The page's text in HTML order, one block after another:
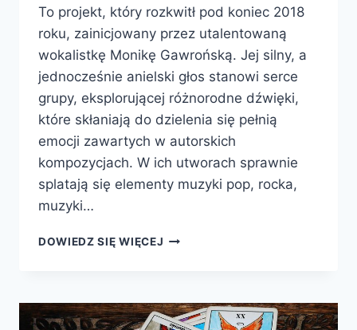
To projekt, który rozkwitł pod koniec 2018
roku, zainicjowany przez utalentowaną
wokalistkę Monikę Gawrońską. Jej silny, a
jednocześnie anielski głos stanowi serce
grupy, eksplorującej różnorodne dźwięki,
które skłaniają do dzielenia się pełnią
emocji zawartych w autorskich
kompozycjach. W ich utworach sprawnie
splatają się elementy muzyki pop, rocka,
muzyki…
DOWIEDZ SIĘ WIĘCEJ BROCAT